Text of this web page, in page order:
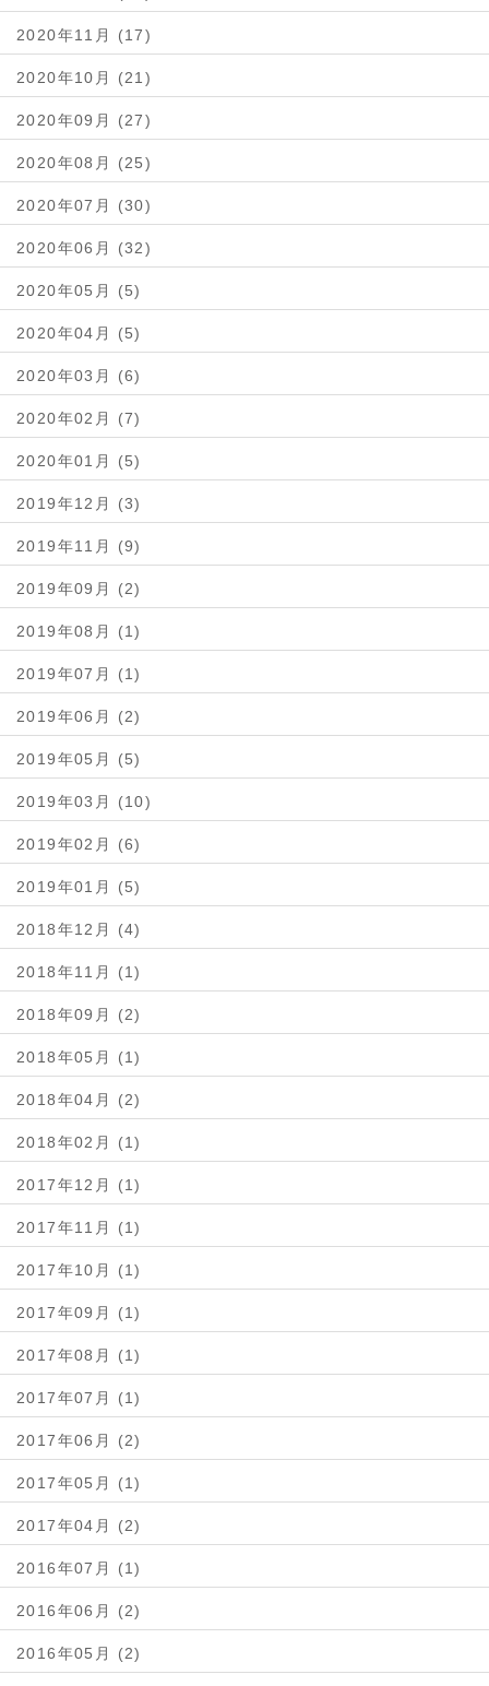
2020年11月 (17)
2020年10月 (21)
2020年09月 (27)
2020年08月 (25)
2020年07月 (30)
2020年06月 (32)
2020年05月 (5)
2020年04月 (5)
2020年03月 (6)
2020年02月 (7)
2020年01月 (5)
2019年12月 (3)
2019年11月 (9)
2019年09月 (2)
2019年08月 (1)
2019年07月 (1)
2019年06月 (2)
2019年05月 (5)
2019年03月 (10)
2019年02月 (6)
2019年01月 (5)
2018年12月 (4)
2018年11月 (1)
2018年09月 (2)
2018年05月 (1)
2018年04月 (2)
2018年02月 (1)
2017年12月 (1)
2017年11月 (1)
2017年10月 (1)
2017年09月 (1)
2017年08月 (1)
2017年07月 (1)
2017年06月 (2)
2017年05月 (1)
2017年04月 (2)
2016年07月 (1)
2016年06月 (2)
2016年05月 (2)